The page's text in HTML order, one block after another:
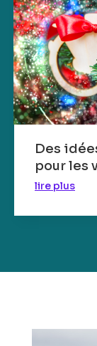
Des
pour les
lire plus